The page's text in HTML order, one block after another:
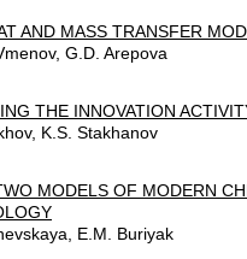
AND MASS TRANSFER
G.D. Arepova
THE INNOVATION
K.S. Stakhanov
MODELS OF MODERN
E.M. Buriyak